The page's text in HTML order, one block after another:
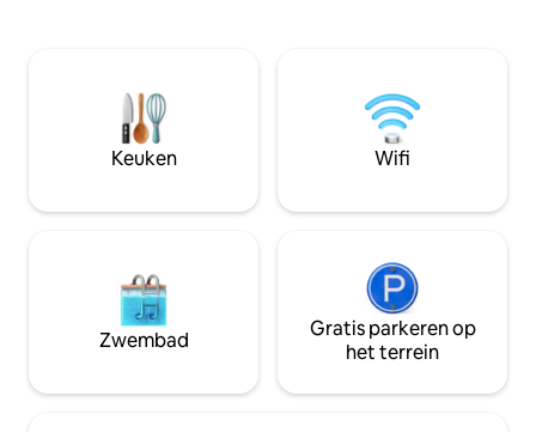
maximaal vier personen, ideaal voor
ontbijtbuffet en dagelijkse schoonmaak
zijn bij de prijs inbegrepen
Center
en avontuur in
afgelegen
Oostenrijk.
Keuken Wifi
Zwembad
Gratis parkeren op
het terrein